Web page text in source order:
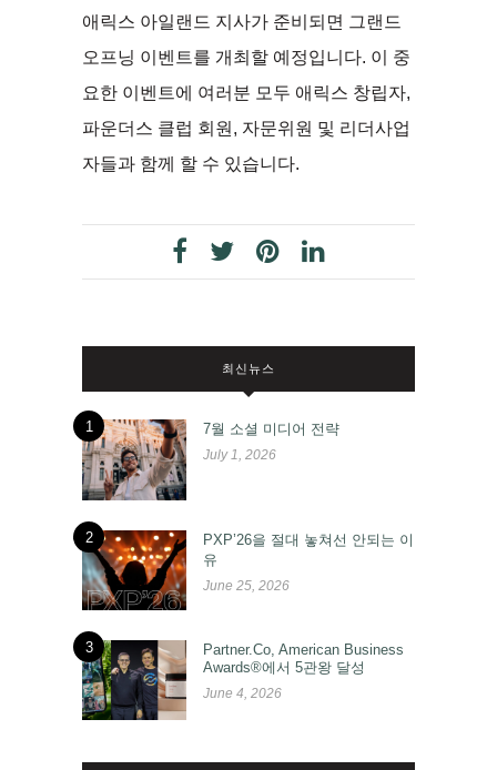
애릭스 아일랜드 지사가 준비되면 그랜드
오프닝 이벤트를 개최할 예정입니다. 이 중
요한 이벤트에 여러분 모두 애릭스 창립자,
파운더스 클럽 회원, 자문위원 및 리더사업
자들과 함께 할 수 있습니다.
최신뉴스
1 7월 소셜 미디어 전략
July 1, 2026
2
PXP’26을 절대 놓쳐선 안되는 이
유
June 25, 2026
3
Partner.Co, American Business
Awards®에서 5관왕 달성
June 4, 2026